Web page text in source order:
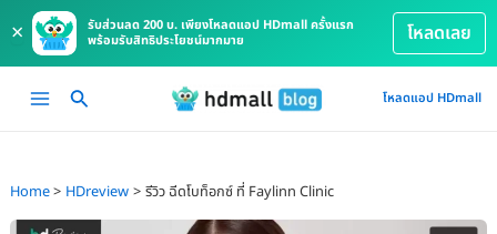
×
รับส่วนลด 200 บ. เพียงโหลดแอป HDmall ครั้งแรก
พร้อมรับสิทธิประโยชน์มากมาย
โหลดเลย
Main
โหลดแอป HDmall
Home HDreview รีวิว ฉีดโบท็อกซ์ ที่ Faylinn Clinic